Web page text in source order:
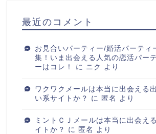
最近のコメント
お見合いパーティー/婚活パーティ
集！いま出会える人気の恋活パー
ーはコレ！
に ニク より
ワクワクメールは本当に出会える
い系サイトか？
に 匿名 より
ミントＣＪメールは本当に出会え
イトか？
に 匿名 より